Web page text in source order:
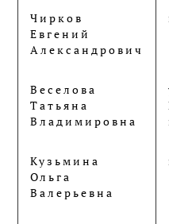
Чирков
Евгений
Александрович
Веселова
Татьяна
Владимировна
Кузьмина
Ольга
Валерьевна